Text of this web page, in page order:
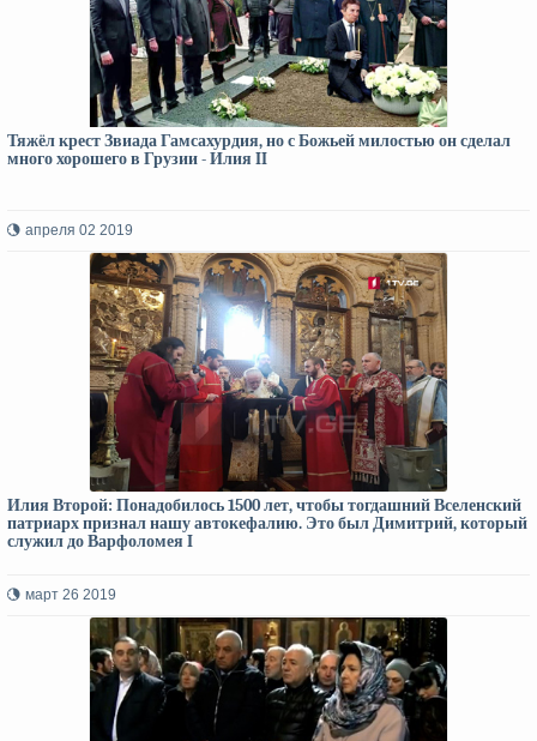
Тяжёл крест Звиада Гамсахурдия, но с Божьей милостью он сделал
много хорошего в Грузии - Илия II
апреля 02 2019
Илия Второй: Понадобилось 1500 лет, чтобы тогдашний Вселенский
патриарх признал нашу автокефалию. Это был Димитрий, который
служил до Варфоломея I
март 26 2019